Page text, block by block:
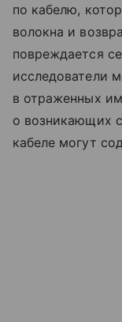
по кабелю,
волокна и
повреждается
исследователи
в отраженных
о возникающих
кабеле могут